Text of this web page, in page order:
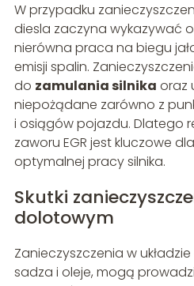
W przypadku
diesla zaczyna wykazywać
nierówna praca na biegu
emisji spalin.
do zamulania silnika oraz
niepożądane zarówno z
i osiągów pojazdu. Dlatego
zaworu EGR jest kluczowe
optymalnej pracy silnika.
Skutki
dolotowym
Zanieczyszczenia w
sadza i oleje, mogą